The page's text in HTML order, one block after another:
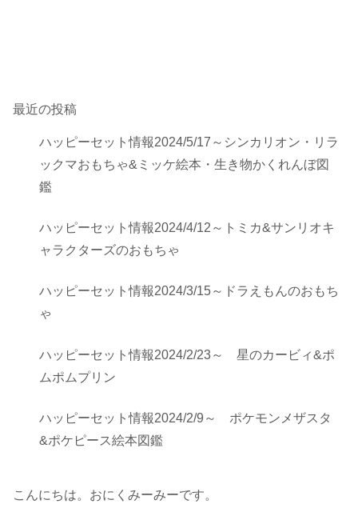
最近の投稿
ハッピーセット情報2024/5/17～シンカリオン・リラ
ックマおもちゃ&ミッケ絵本・生き物かくれんぼ図
鑑
ハッピーセット情報2024/4/12～トミカ&サンリオキ
ャラクターズのおもちゃ
ハッピーセット情報2024/3/15～ドラえもんのおもち
ゃ
ハッピーセット情報2024/2/23～ 星のカービィ&ポ
ムポムプリン
ハッピーセット情報2024/2/9～ ポケモンメザスタ
&ポケピース絵本図鑑
こんにちは。おにくみーみーです。